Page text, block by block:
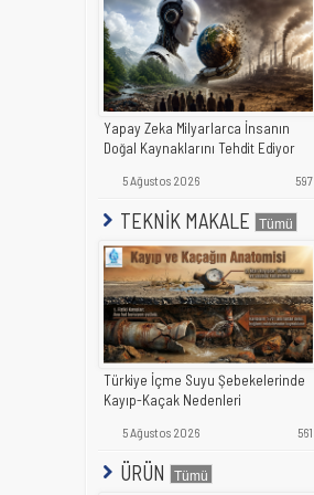
Yapay Zeka Milyarlarca İnsanın
Doğal Kaynaklarını Tehdit Ediyor
5 Ağustos 2026 597
TEKNİK MAKALE
Türkiye İçme Suyu Şebekelerinde
Kayıp-Kaçak Nedenleri
5 Ağustos 2026 561
ÜRÜN